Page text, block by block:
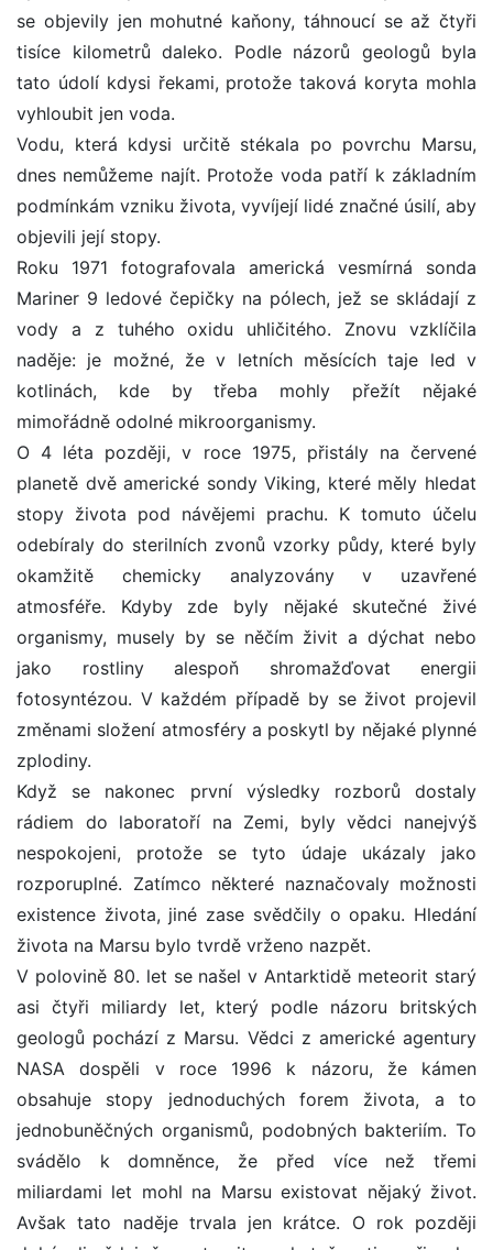
se objevily jen mohutné kaňony, táhnoucí se až čtyři
tisíce kilometrů daleko. Podle názorů geologů byla
tato údolí kdysi řekami, protože taková koryta mohla
vyhloubit jen voda.
Vodu, která kdysi určitě stékala po povrchu Marsu,
dnes nemůžeme najít. Protože voda patří k základním
podmínkám vzniku života, vyvíjejí lidé značné úsilí, aby
objevili její stopy.
Roku 1971 fotografovala americká vesmírná sonda
Mariner 9 ledové čepičky na pólech, jež se skládají z
vody a z tuhého oxidu uhličitého. Znovu vzklíčila
naděje: je možné, že v letních měsících taje led v
kotlinách, kde by třeba mohly přežít nějaké
mimořádně odolné mikroorganismy.
O 4 léta později, v roce 1975, přistály na červené
planetě dvě americké sondy Viking, které měly hledat
stopy života pod návějemi prachu. K tomuto účelu
odebíraly do sterilních zvonů vzorky půdy, které byly
okamžitě chemicky analyzovány v uzavřené
atmosféře. Kdyby zde byly nějaké skutečné živé
organismy, musely by se něčím živit a dýchat nebo
jako rostliny alespoň shromažďovat energii
fotosyntézou. V každém případě by se život projevil
změnami složení atmosféry a poskytl by nějaké plynné
zplodiny.
Když se nakonec první výsledky rozborů dostaly
rádiem do laboratoří na Zemi, byly vědci nanejvýš
nespokojeni, protože se tyto údaje ukázaly jako
rozporuplné. Zatímco některé naznačovaly možnosti
existence života, jiné zase svědčily o opaku. Hledání
života na Marsu bylo tvrdě vrženo nazpět.
V polovině 80. let se našel v Antarktidě meteorit starý
asi čtyři miliardy let, který podle názoru britských
geologů pochází z Marsu. Vědci z americké agentury
NASA dospěli v roce 1996 k názoru, že kámen
obsahuje stopy jednoduchých forem života, a to
jednobuněčných organismů, podobných bakteriím. To
svádělo k domněnce, že před více než třemi
miliardami let mohl na Marsu existovat nějaký život.
Avšak tato naděje trvala jen krátce. O rok později